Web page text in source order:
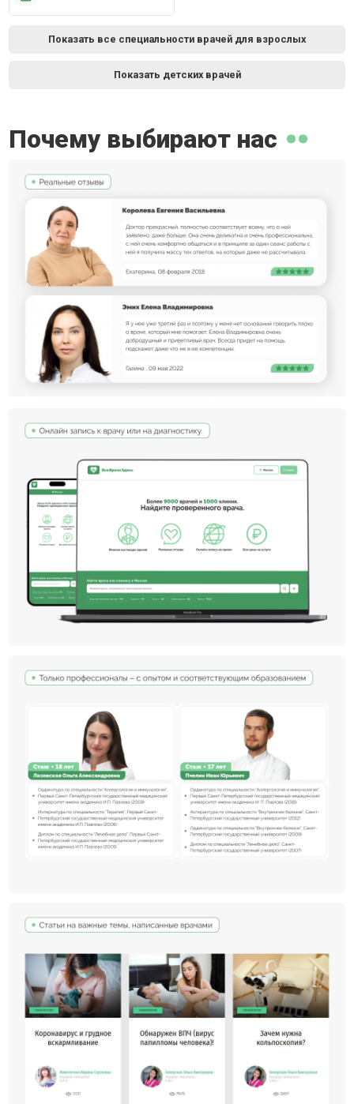
Показать все специальности врачей для взрослых
Показать детских врачей
Почему выбирают нас